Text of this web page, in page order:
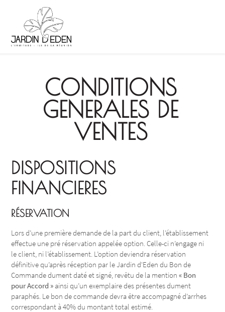
CONDITIONS
GENERALES DE
VENTES
DISPOSITIONS
FINANCIERES
RÉSERVATION
Lors d’une première demande de la part du client, l’établissement
effectue une pré réservation appelée option. Celle-ci n’engage ni
le client, ni l’établissement. L’option deviendra réservation
définitive qu’après réception par le Jardin d'Eden du Bon de
Commande dument daté et signé, revêtu de la mention « Bon
pour Accord » ainsi qu’un exemplaire des présentes dument
paraphés. Le bon de commande devra être accompagné d’arrhes
correspondant à 40% du montant total estimé.